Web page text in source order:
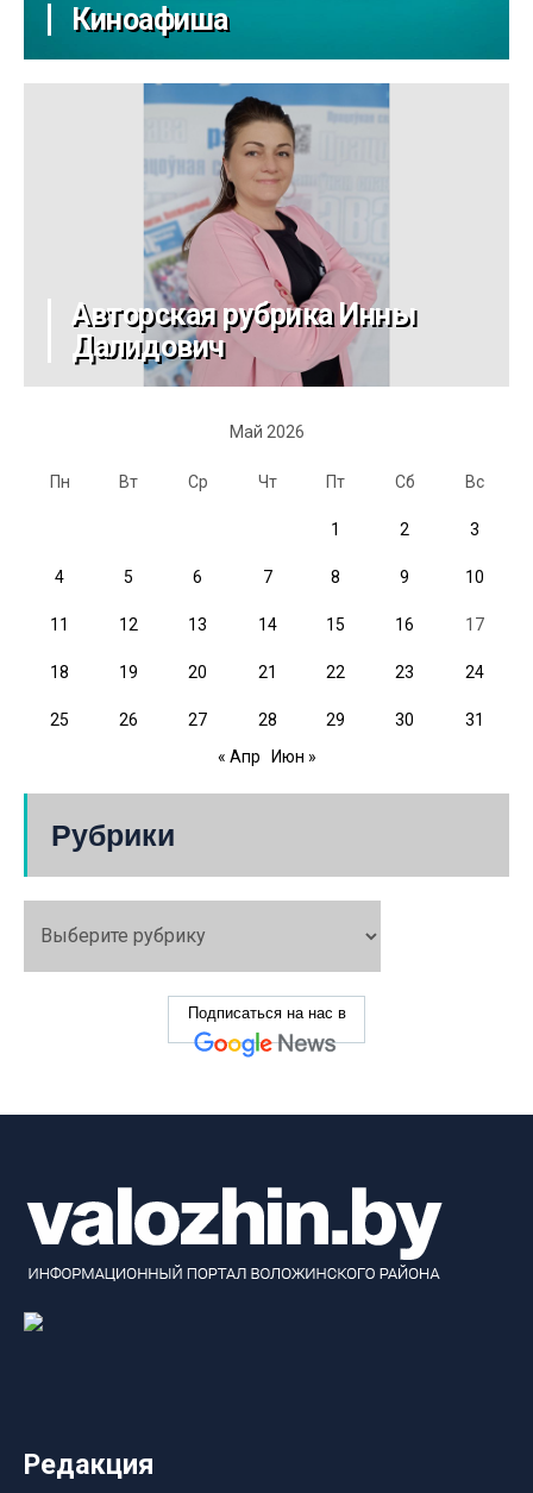
Киноафиша
Авторская рубрика Инны
Далидович
Май 2026
Пн Вт Ср Чт Пт Сб Вс
1 2 3
4 5 6 7 8 9 10
11 12 13 14 15 16 17
18 19 20 21 22 23 24
25 26 27 28 29 30
31
« Апр
Июн »
Рубрики
Подписаться на нас в
Редакция